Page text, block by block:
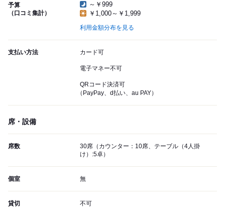
予算
（口コミ集計）
～￥999
￥1,000～￥1,999
利用金額分布を見る
支払い方法 カード可
電子マネー不可
QRコード決済可
（PayPay、d払い、au PAY）
席・設備
席数
30席（カウンター：10席、テーブル（4人掛
け）:5卓）
個室 無
貸切 不可